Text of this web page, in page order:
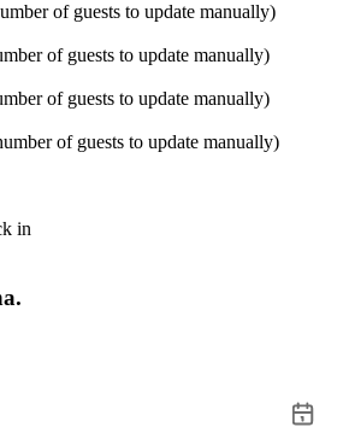
of guests to update manually)
of guests to update manually)
of guests to update manually)
of guests to update manually)
in